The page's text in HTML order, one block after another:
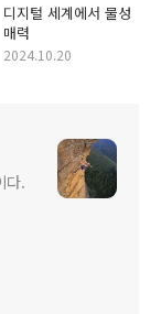
디지털 세계에서 물성
매력
2024.10.20
다.